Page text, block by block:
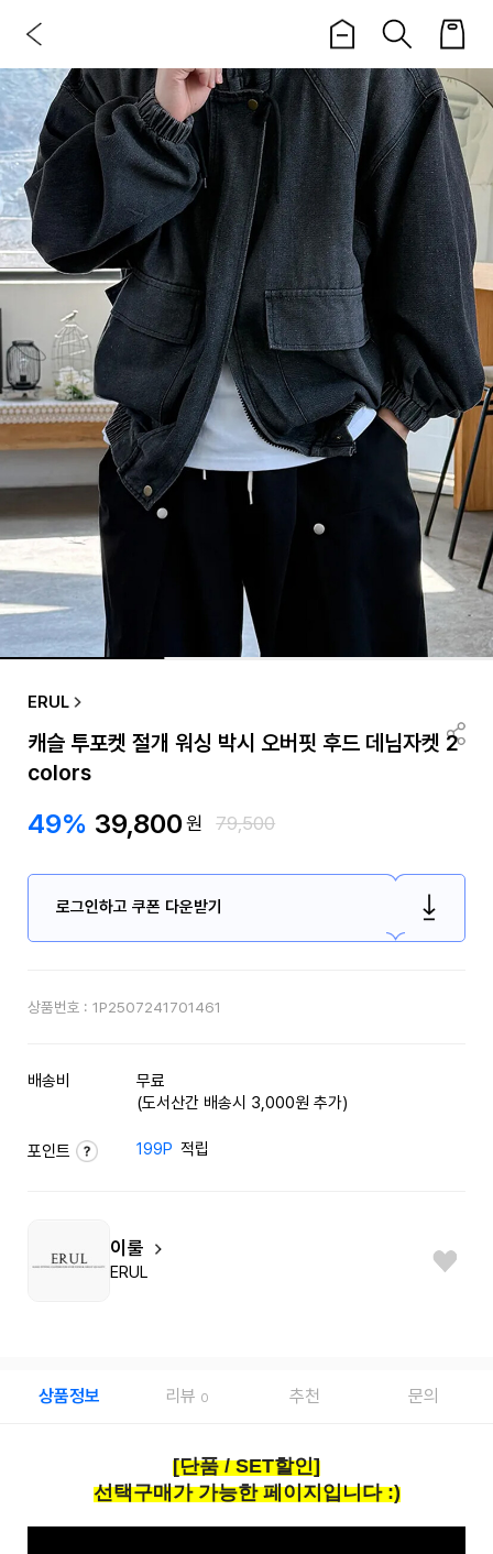
ERUL
캐슬 투포켓 절개 워싱 박시 오버핏 후드 데님자켓 2
colors
49% 39,800원 79,500
로그인하고 쿠폰 다운받기
상품번호 : 1P2507241701461
배송비
무료
(도서산간 배송시 3,000원 추가)
포인트 199P 적립
이룰
ERUL
상품정보 리뷰 0 추천 문의
[단품 / SET할인]
선택구매가 가능한 페이지입니다 :)